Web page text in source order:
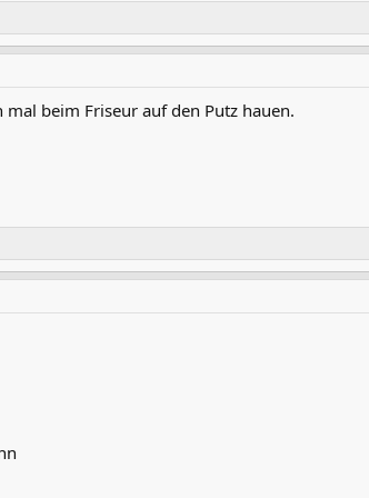
beim Friseur auf den Putz hauen.